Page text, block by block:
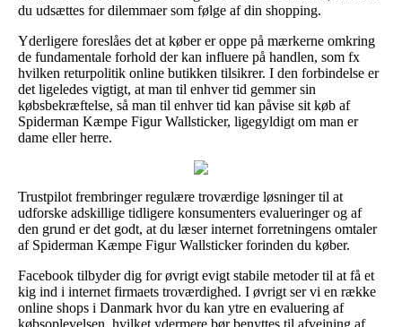
du udsættes for dilemmaer som følge af din shopping.
Yderligere foreslåes det at køber er oppe på mærkerne omkring
de fundamentale forhold der kan influere på handlen, som fx
hvilken returpolitik online butikken tilsikrer. I den forbindelse er
det ligeledes vigtigt, at man til enhver tid gemmer sin
købsbekræftelse, så man til enhver tid kan påvise sit køb af
Spiderman Kæmpe Figur Wallsticker, ligegyldigt om man er
dame eller herre.
Trustpilot frembringer regulære troværdige løsninger til at
udforske adskillige tidligere konsumenters evalueringer og af
den grund er det godt, at du læser internet forretningens omtaler
af Spiderman Kæmpe Figur Wallsticker forinden du køber.
Facebook tilbyder dig for øvrigt evigt stabile metoder til at få et
kig ind i internet firmaets troværdighed. I øvrigt ser vi en række
online shops i Danmark hvor du kan ytre en evaluering af
købsoplevelsen, hvilket ydermere bør benyttes til afvejning af